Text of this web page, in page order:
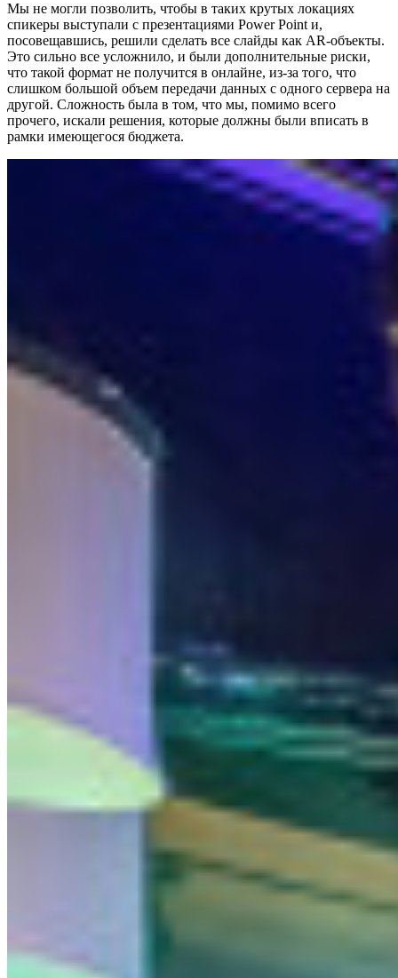
Мы не могли позволить, чтобы в таких крутых локациях
спикеры выступали с презентациями Power Point и,
посовещавшись, решили сделать все слайды как AR-объекты.
Это сильно все усложнило, и были дополнительные риски,
что такой формат не получится в онлайне, из-за того, что
слишком большой объем передачи данных с одного сервера на
другой. Сложность была в том, что мы, помимо всего
прочего, искали решения, которые должны были вписать в
рамки имеющегося бюджета.